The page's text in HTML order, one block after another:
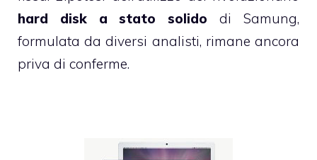
hard disk a stato solido di Samung,
formulata da diversi analisti, rimane ancora
priva di conferme.